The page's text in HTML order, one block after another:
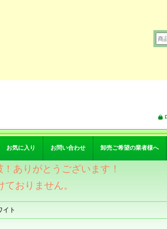
お気に入り お問い合わせ 卸売ご希望の業者様へ
ありがとうございます！
おりません。
ト